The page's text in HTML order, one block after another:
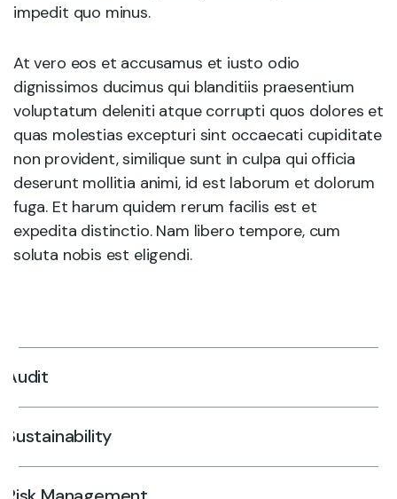
impedit quo minus.
At vero eos et accusamus et iusto odio
dignissimos ducimus qui blanditiis praesentium
voluptatum deleniti atque corrupti quos dolores et
quas molestias excepturi sint occaecati cupiditate
non provident, similique sunt in culpa qui officia
deserunt mollitia animi, id est laborum et dolorum
fuga. Et harum quidem rerum facilis est et
expedita distinctio. Nam libero tempore, cum
soluta nobis est eligendi.
Audit
Sustainability